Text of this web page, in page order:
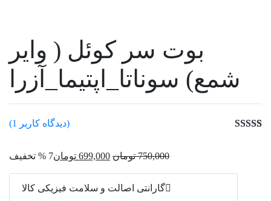
بوت سر کوئل ( وایر
شمع) سوناتا_اپتیما_آزرا
(دیدگاه کاربر 1
)
750,000 تومان قیمت
750,000 تومان
699,000 تومان7 % تخفیف
گارانتی اصالت و سلامت فیزیکی کالا